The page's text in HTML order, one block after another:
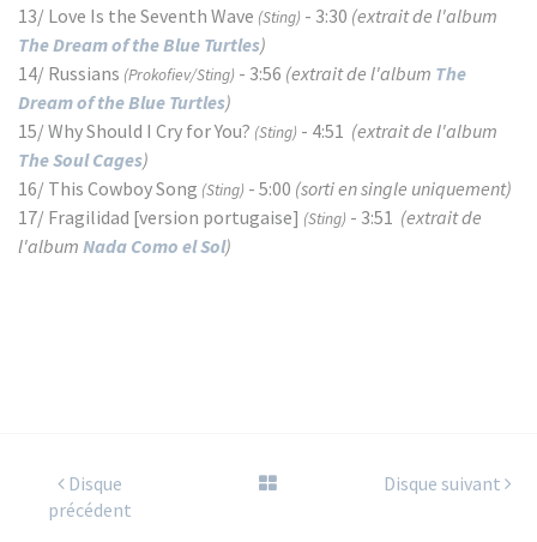
13/ Love Is the Seventh Wave (Sting) - 3:30 (extrait de l'album
The Dream of the Blue Turtles)
14/ Russians (Prokofiev/Sting) - 3:56 (extrait de l'album The
Dream of the Blue Turtles)
15/ Why Should I Cry for You? (Sting) - 4:51 (extrait de l'album
The Soul Cages)
16/ This Cowboy Song (Sting) - 5:00 (sorti en single uniquement)
17/ Fragilidad [version portugaise] (Sting) - 3:51 (extrait de
l'album Nada Como el Sol)
Disque
précédent
Disque suivant